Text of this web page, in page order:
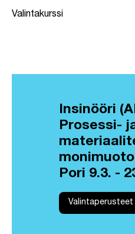
Valintakurssi
Insinööri
Prosessi-
Pori 9.3. -
Valintaperusteet